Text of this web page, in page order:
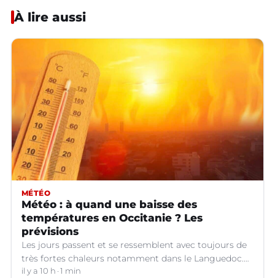
À lire aussi
MÉTÉO
Météo : à quand une baisse des
températures en Occitanie ? Les
prévisions
Les jours passent et se ressemblent avec toujours de
très fortes chaleurs notamment dans le Languedoc.
Jusqu’à quand ?
il y a 10 h 1 min